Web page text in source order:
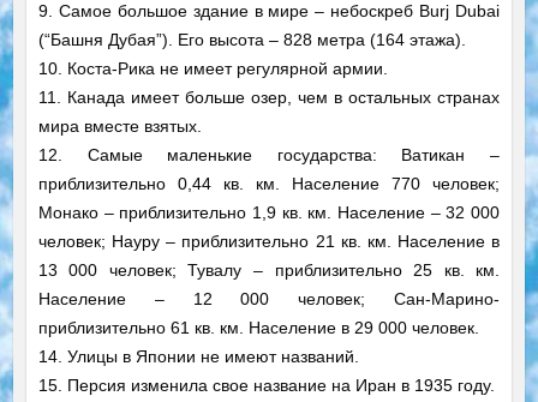
9. Самое большое здание в мире – небоскреб Burj Dubai
(“Башня Дубая”). Его высота – 828 метра (164 этажа).
10. Коста-Рика не имеет регулярной армии.
11. Канада имеет больше озер, чем в остальных странах
мира вместе взятых.
12. Самые маленькие государства: Ватикан –
приблизительно 0,44 кв. км. Население 770 человек;
Монако – приблизительно 1,9 кв. км. Население – 32 000
человек; Науру – приблизительно 21 кв. км. Население в
13 000 человек; Тувалу – приблизительно 25 кв. км.
Население – 12 000 человек; Сан-Марино-
приблизительно 61 кв. км. Население в 29 000 человек.
14. Улицы в Японии не имеют названий.
15. Персия изменила свое название на Иран в 1935 году.